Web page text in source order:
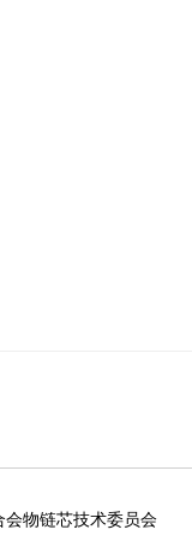
物链芯技术委员会